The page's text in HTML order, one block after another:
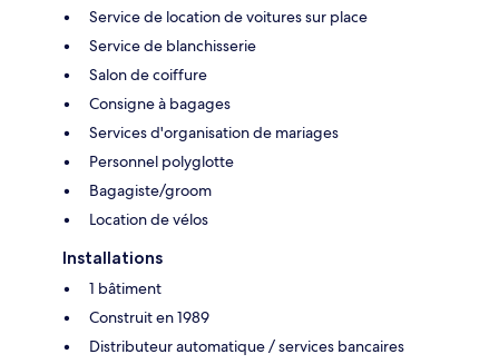
Service de location de voitures sur place
Service de blanchisserie
Salon de coiffure
Consigne à bagages
Services d'organisation de mariages
Personnel polyglotte
Bagagiste/groom
Location de vélos
Installations
1 bâtiment
Construit en 1989
Distributeur automatique / services bancaires